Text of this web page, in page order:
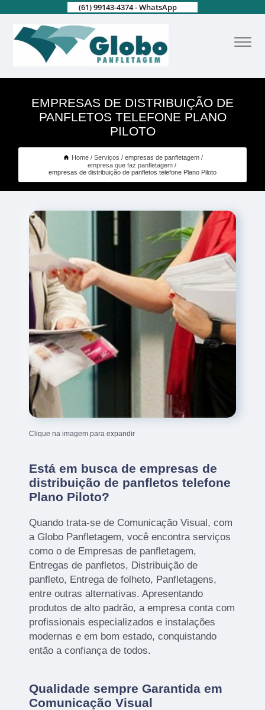
(61) 99143-4374 - WhatsApp
EMPRESAS DE DISTRIBUIÇÃO DE
PANFLETOS TELEFONE PLANO
PILOTO
Home Serviços
empresas de panfletagem
empresa que faz panfletagem
empresas de distribuição de panfletos telefone Plano Piloto
Clique na imagem para expandir
Está em busca de empresas de
distribuição de panfletos telefone
Plano Piloto?
Quando trata-se de Comunicação Visual, com
a Globo Panfletagem, você encontra serviços
como o de Empresas de panfletagem,
Entregas de panfletos, Distribuição de
panfleto, Entrega de folheto, Panfletagens,
entre outras alternativas. Apresentando
produtos de alto padrão, a empresa conta com
profissionais especializados e instalações
modernas e em bom estado, conquistando
então a confiança de todos.
Qualidade sempre Garantida em
Comunicação Visual